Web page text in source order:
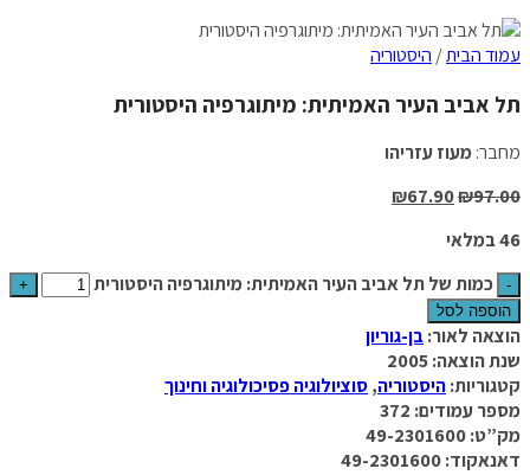
עמוד הבית/ היסטוריה
תל אביב העיר האמיתית: מיתוגרפיה היסטורית
מחבר:מעוז עזריהו
₪97.00
₪67.90
46 במלאי
כמות של תל אביב העיר האמיתית: מיתוגרפיה היסטורית
הוספה לסל
הוצאה לאור:בן-גוריון
שנת הוצאה: 2005
קטגוריות:היסטוריה,סוציולוגיה פסיכולוגיה וחינוך
מספר עמודים: 372
מק”ט: 49-2301600
דאנאקוד: 49-2301600